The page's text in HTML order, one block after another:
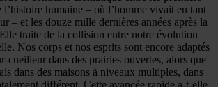
l’histoire humaine – où l’homme vivait en tant
– et les douze mille dernières années après la
traite de la collision entre notre évolution
Nos corps et nos esprits sont encore adaptés
cueilleur dans des prairies ouvertes, alors que
dans des maisons à niveaux multiples, dans
différent. Cette avancée rapide a-t-elle